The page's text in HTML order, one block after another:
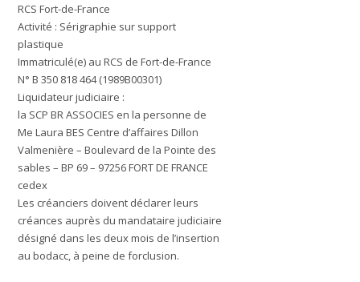
RCS Fort-de-France
Activité : Sérigraphie sur support
plastique
Immatriculé(e) au RCS de Fort-de-France
N° B 350 818 464 (1989B00301)
Liquidateur judiciaire :
la SCP BR ASSOCIES en la personne de
Me Laura BES Centre d’affaires Dillon
Valmenière – Boulevard de la Pointe des
sables – BP 69 – 97256 FORT DE FRANCE
cedex
Les créanciers doivent déclarer leurs
créances auprès du mandataire judiciaire
désigné dans les deux mois de l’insertion
au bodacc, à peine de forclusion.